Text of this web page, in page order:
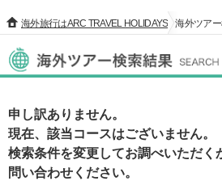
海外旅行はARC TRAVEL HOLIDAYS 海外ツア
申し訳ありません。
現在、該当コースはございません。
検索条件を変更してお調べいただく
問い合わせください。